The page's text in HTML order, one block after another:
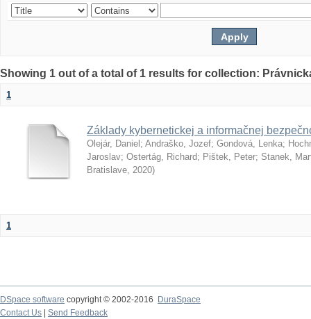
Showing 1 out of a total of 1 results for collection:
1
Základy kybernetickej a informačnej
Olejár, Daniel ; Andraško, Jozef; Gondová, Lenka;
Jaroslav; Ostertág, Richard; Pištek, Peter; Stanek,
Bratislave, 2020)
1
DSpace software copyright © 2002-2016
DuraSpace
Contact Us
Send Feedback